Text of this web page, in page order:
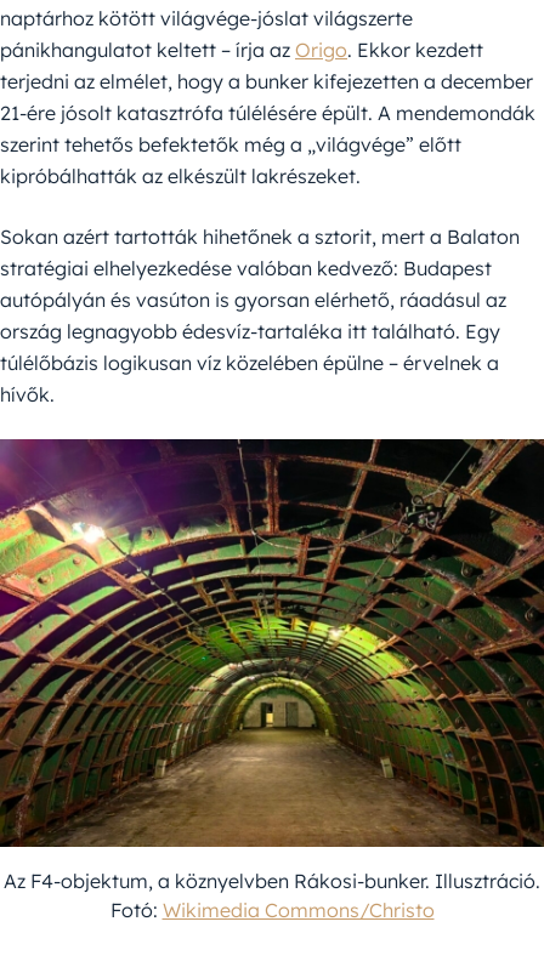
naptárhoz kötött világvége-jóslat világszerte
pánikhangulatot keltett – írja az Origo. Ekkor kezdett
terjedni az elmélet, hogy a bunker kifejezetten a december
21-ére jósolt katasztrófa túlélésére épült. A mendemondák
szerint tehetős befektetők még a „világvége” előtt
kipróbálhatták az elkészült lakrészeket.
Sokan azért tartották hihetőnek a sztorit, mert a Balaton
stratégiai elhelyezkedése valóban kedvező: Budapest
autópályán és vasúton is gyorsan elérhető, ráadásul az
ország legnagyobb édesvíz-tartaléka itt található. Egy
túlélőbázis logikusan víz közelében épülne – érvelnek a
hívők.
Az F4-objektum, a köznyelvben Rákosi-bunker. Illusztráció.
Fotó: Wikimedia Commons/Christo